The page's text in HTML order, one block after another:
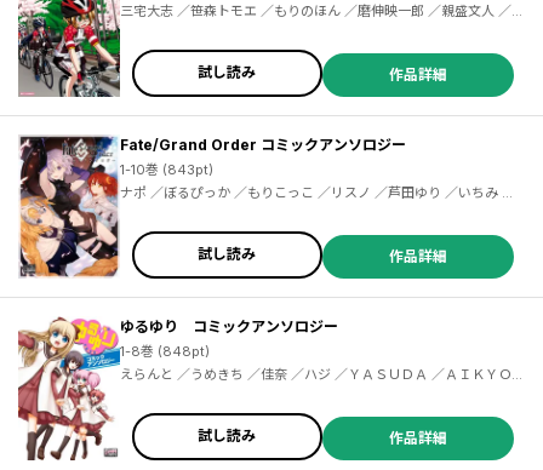
三宅大志 ／笹森トモエ ／もりのほん ／磨伸映一郎 ／親盛文人 ／柳
原満月 ／タカムラマサヤ ／森みさき ／鈴玉レンリ ／バターナッツ
／あづま笙子 ／アキヨシカズタカ ／カタセミナミ ／こけこっこ☆
こま ／朝倉亮介 ／ＰＡＰＡ ／結うき。 ／槌居
試し読み 作品詳細
Fate/Grand Order コミックアンソロジー
1-10巻 (843pt)
ナポ ／ぼるぴっか ／もりこっこ ／リスノ ／芦田ゆり ／いちみ ／浦稀えんや ／狂zip ／こんがりぱすた ／坂口 ／高原由 ／伊達ちまき ／トウドリ ／奈春 ／延川祐子 ／まごころくらげ ／磨伸映一郎 ／みすみ ／れぐ95 ／武梨えり ／土ノ子 ／空木あんぐ ／内田テモ ／みのり ／柑柚 ／らん ／ロドニィ ／ＮＯＣＯ ／きさらぎ壱吾 ／ごまし ／タカダフミ子 ／種田優太 ／岩友 ／湖西晶 ／ＳｅＮ ／ＮＥＧＩ ／はずみなりゆき ／相原飯店 ／NANA ／はる。
試し読み 作品詳細
ゆるゆり コミックアンソロジー
1-8巻 (848pt)
えらんと ／うめきち ／佳奈 ／ハジ ／ＹＡＳＵＤＡ ／ＡＩＫＹＯＵ ／板垣ハコ ／ｉｃｈｉｎｏｍｉ ／きむる ／島崎無印 ／祥寺はるか ／寺本薫 ／奈春 ／古居すぐり ／間狩修 ／磨伸映一郎 ／麻璃音 ／水鳥なや ／森乃葉りふ ／邪武丸 ／Ｔｉｖ ／九郎 ／ｃｃｃｐｏ ／ナナセミオリ ／ぱん ／内村かなめ ／櫻太助 ／すこやか ／ちざきゃ ／ねこ太 ／まさゆ ／ＲＹＵＫＩ ／峠比呂 ／ウメボシトラ ／君野朋成 ／柳晴太 ／真琉樹 ／伍長 ／ダダタグ ／ふくたろう
試し読み 作品詳細